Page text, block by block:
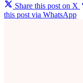
Share this post on X
this post via WhatsApp